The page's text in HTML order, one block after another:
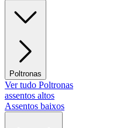
Poltronas
Ver tudo Poltronas
assentos altos
Assentos baixos